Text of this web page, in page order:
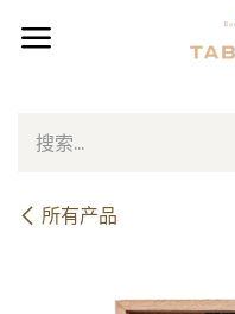
所有产品